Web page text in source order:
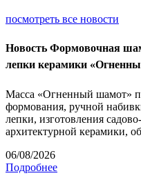
посмотреть все новости
Новость Формовочная
лепки керамики
Масса «Огненный шамот»
формования, ручной
лепки, изготовления
архитектурной керамики,
06/08/2026
Подробнее